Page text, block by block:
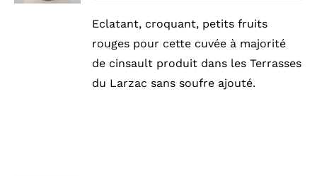
Eclatant, croquant, petits fruits
rouges pour cette cuvée à majorité
de cinsault produit dans les Terrasses
du Larzac sans soufre ajouté.